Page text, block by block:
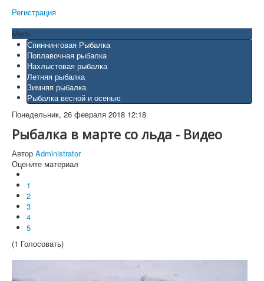
Регистрация
Menu
Спиннинговая Рыбалка
Поплавочная рыбалка
Нахлыстовая рыбалка
Летняя рыбалка
Зимняя рыбалка
Рыбалка весной и осенью
Понедельник, 26 февраля 2018 12:18
Рыбалка в марте со льда - Видео
Автор Administrator
Оцените материал
1
2
3
4
5
(1 Голосовать)